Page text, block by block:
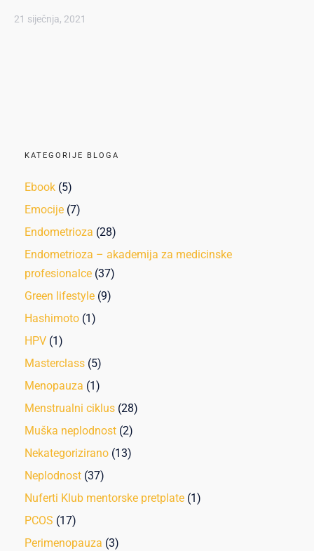
21 siječnja, 2021
KATEGORIJE BLOGA
Ebook (5)
Emocije (7)
Endometrioza (28)
Endometrioza – akademija za medicinske
profesionalce (37)
Green lifestyle (9)
Hashimoto (1)
HPV (1)
Masterclass (5)
Menopauza (1)
Menstrualni ciklus (28)
Muška neplodnost (2)
Nekategorizirano (13)
Neplodnost (37)
Nuferti Klub mentorske pretplate (1)
PCOS (17)
Perimenopauza (3)